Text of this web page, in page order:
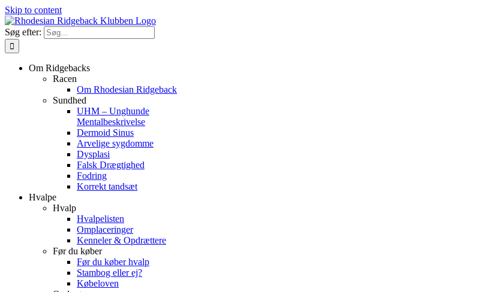
Skip to content
Søg efter:
Om Ridgebacks
Racen
Om Rhodesian Ridgeback
Sundhed
UHM – Unghunde
Mentalbeskrivelse
Dermoid Sinus
Arvelige sygdomme
Dysplasi
Falsk Drægtighed
Fodring
Korrekt tandsæt
Hvalpe
Hvalp
Hvalpelisten
Omplaceringer
Kenneler & Opdrættere
Før du køber
Før du køber hvalp
Stambog eller ej?
Købeloven